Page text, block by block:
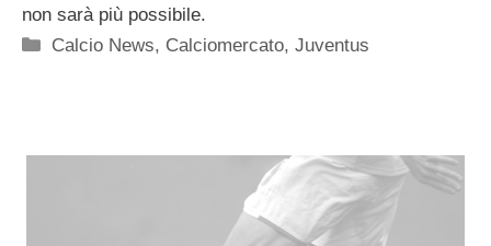
non sarà più possibile.
Categorie
Calcio News, Calciomercato,Juventus